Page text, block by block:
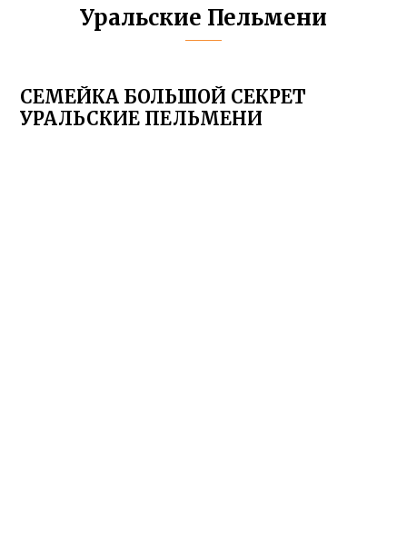
Уральские Пельмени
СЕМЕЙКА БОЛЬШОЙ СЕКРЕТ
УРАЛЬСКИЕ ПЕЛЬМЕНИ